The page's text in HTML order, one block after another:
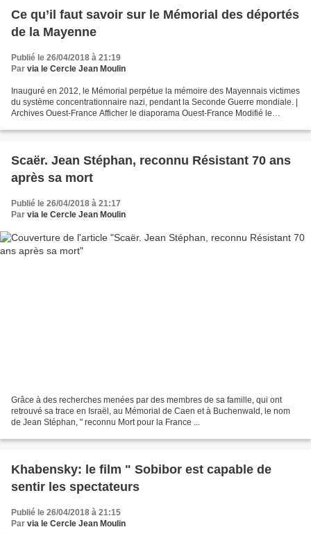
Ce qu’il faut savoir sur le Mémorial des déportés
de la Mayenne
Publié le 26/04/2018 à 21:19
Par via le Cercle Jean Moulin
Inauguré en 2012, le Mémorial perpétue la mémoire des Mayennais victimes
du système concentrationnaire nazi, pendant la Seconde Guerre mondiale. |
Archives Ouest-France Afficher le diaporama Ouest-France Modifié le
Scaër. Jean Stéphan, reconnu Résistant 70 ans
après sa mort
Publié le 26/04/2018 à 21:17
Par via le Cercle Jean Moulin
Grâce à des recherches menées par des membres de sa famille, qui ont
retrouvé sa trace en Israël, au Mémorial de Caen et à Buchenwald, le nom
de Jean Stéphan, " reconnu Mort pour la France ...
Khabensky: le film " Sobibor est capable de
sentir les spectateurs
Publié le 26/04/2018 à 21:15
Par via le Cercle Jean Moulin